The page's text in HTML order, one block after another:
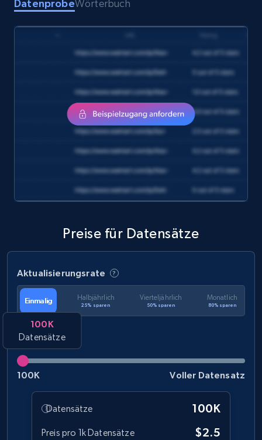
DatenprobeWörterbuch
Preise für Datensätze
Aktualisierungsrate
Einmalig Halbjährlich
25% sparen
Vierteljährlich
50% sparen
Monatlich
80% sparen
100K
Datensätze
100K Voller Datensatz
Datensätze 100K
Preis pro 1k Datensätze $2.5